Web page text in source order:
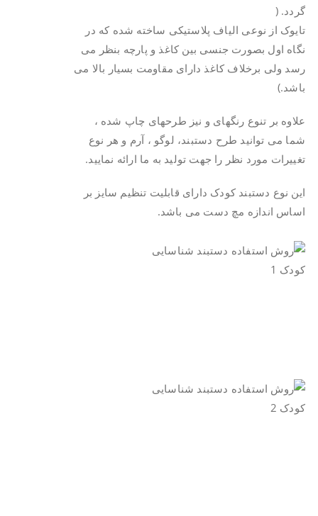
گردد. (
تایوک از نوعی الیاف پلاستیکی ساخته شده که در
نگاه اول بصورت جنسی بین کاغذ و پارچه بنظر می
رسد ولی برخلاف کاغذ دارای مقاومت بسیار بالا می
باشد.)
علاوه بر تنوع رنگهای و نیز طرحهای چاپ شده ،
شما می توانید طرح دستبند، لوگو ، آرم و هر نوع
تغییرات مورد نظر را جهت تولید به ما ارائه نمایید.
این نوع دستبند کودک دارای قابلیت تنظیم سایز بر
اساس اندازه مچ دست می باشد.